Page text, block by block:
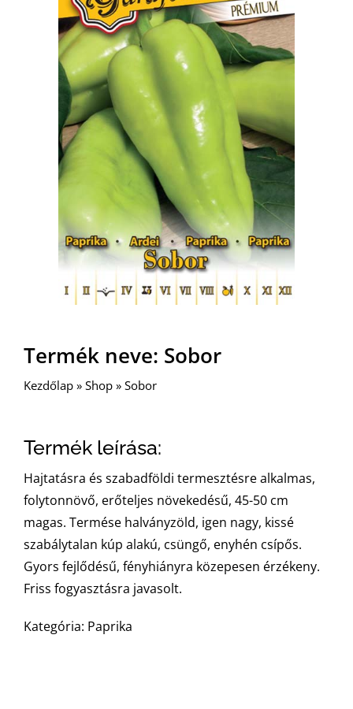
Termék neve: Sobor
Kezdőlap » Shop » Sobor
Termék leírása:
Hajtatásra és szabadföldi termesztésre alkalmas,
folytonnövő, erőteljes növekedésű, 45-50 cm
magas. Termése halványzöld, igen nagy, kissé
szabálytalan kúp alakú, csüngő, enyhén csípős.
Gyors fejlődésű, fényhiányra közepesen érzékeny.
Friss fogyasztásra javasolt.
Kategória: Paprika